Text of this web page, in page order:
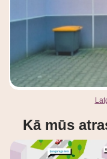
Kā mūs